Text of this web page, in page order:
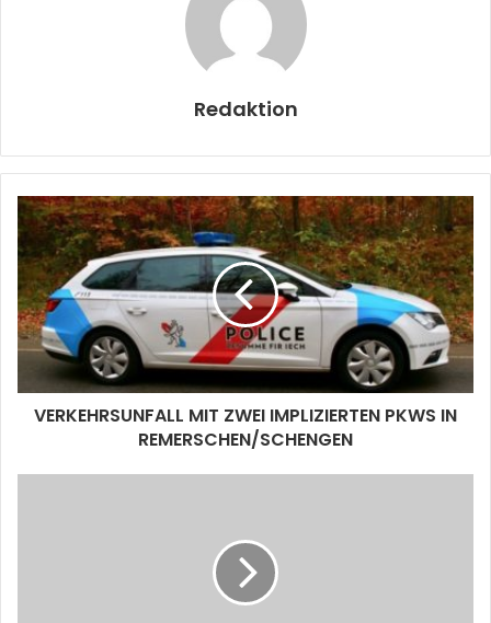
Redaktion
VERKEHRSUNFALL MIT ZWEI IMPLIZIERTEN PKWS IN
REMERSCHEN/SCHENGEN